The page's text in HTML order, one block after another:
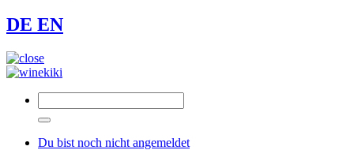
DE EN
Du bist noch nicht angemeldet